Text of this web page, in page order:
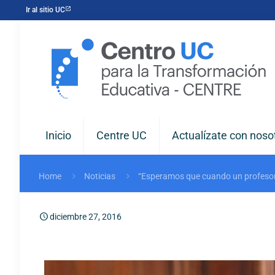
Ir al sitio UC
Inicio Centre UC Actualízate con
Home Noticias “Esperamos que cuando un
diciembre 27, 2016